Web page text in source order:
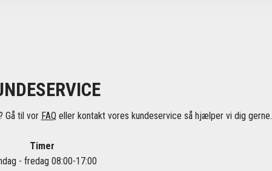
Gå til vor FAQ eller kontakt vores kundeservice så hjælper vi dig gerne.
Timer
- fredag 08:00-17:00